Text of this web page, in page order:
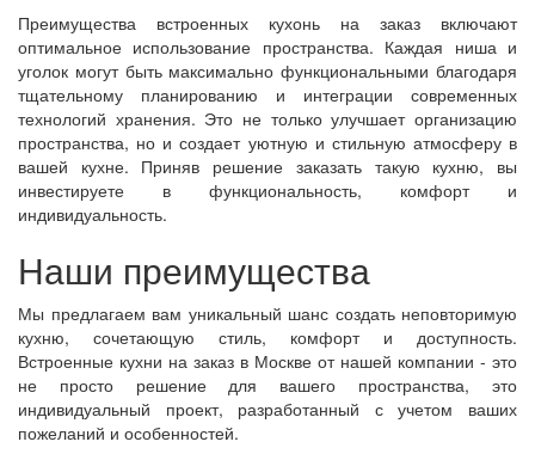
Преимущества встроенных кухонь на заказ включают
оптимальное использование пространства. Каждая ниша и
уголок могут быть максимально функциональными благодаря
тщательному планированию и интеграции современных
технологий хранения. Это не только улучшает организацию
пространства, но и создает уютную и стильную атмосферу в
вашей кухне. Приняв решение заказать такую кухню, вы
инвестируете в функциональность, комфорт и
индивидуальность.
Наши преимущества
Мы предлагаем вам уникальный шанс создать неповторимую
кухню, сочетающую стиль, комфорт и доступность.
Встроенные кухни на заказ в Москве от нашей компании - это
не просто решение для вашего пространства, это
индивидуальный проект, разработанный с учетом ваших
пожеланий и особенностей.